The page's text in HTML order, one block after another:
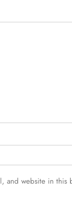
and website in this